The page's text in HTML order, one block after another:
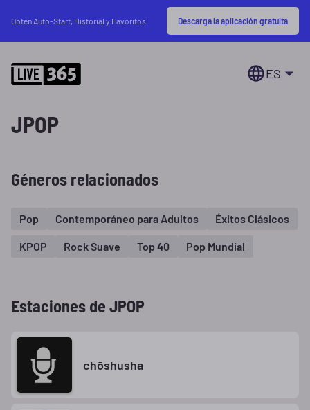
Obtén Auto-Start, Historial y Favoritos Descarga la aplicación gratuita
ES
JPOP
Géneros relacionados
Pop Contemporáneo para Adultos Éxitos Clásicos
KPOP Rock Suave Top 40 Pop Mundial
Estaciones de JPOP
chōshusha